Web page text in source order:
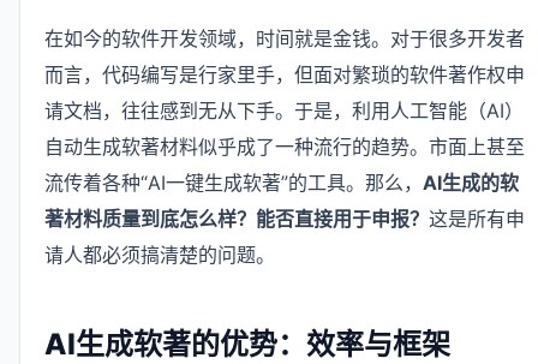
在如今的软件开发领域，时间就是金钱。对于很多开发者
而言，代码编写是行家里手，但面对繁琐的软件著作权申
请文档，往往感到无从下手。于是，利用人工智能（AI）
自动生成软著材料似乎成了一种流行的趋势。市面上甚至
流传着各种“AI一键生成软著”的工具。那么， AI生成的软
著材料质量到底怎么样？能否直接用于申报？ 这是所有申
请人都必须搞清楚的问题。
AI生成软著的优势：效率与框架